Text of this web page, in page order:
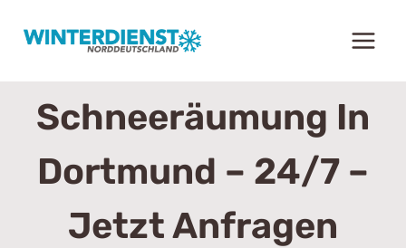
Inhalt
Schneeräumung In
Dortmund – 24/7 –
Jetzt Anfragen